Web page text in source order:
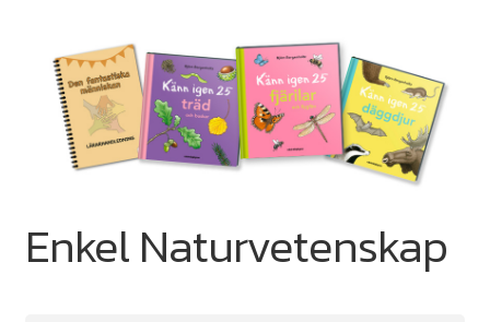
Enkel Naturvetenskap